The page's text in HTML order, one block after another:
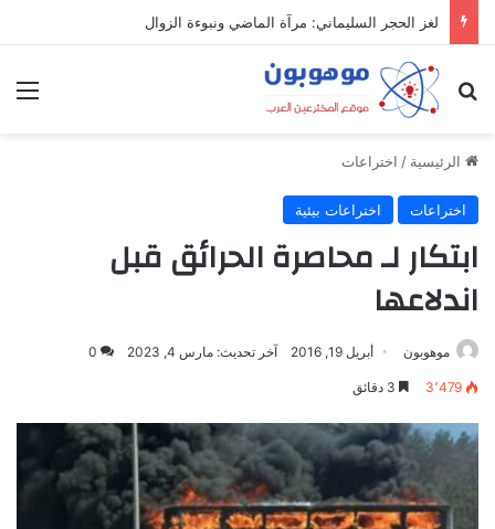
لغز الحجر السليماني: مرآة الماضي ونبوءة الزوال
بحث عن
الرئيسية / اختراعات
اختراعات اختراعات بيئية
ابتكار لـ محاصرة الحرائق قبل
اندلاعها
موهوبون أبريل 19, 2016 آخر تحديث: مارس 4, 2023 0
3٬479